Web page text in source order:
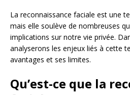
La reconnaissance faciale est une
mais elle soulève de nombreuses
implications sur notre vie privée.
analyserons les enjeux liés à cette
avantages et ses limites.
Qu’est-ce que la